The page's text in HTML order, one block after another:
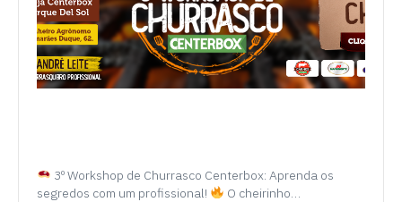
3º Workshop de Churrasco Centerbox: Aprenda os
segredos com um profissional!
O cheirinho…